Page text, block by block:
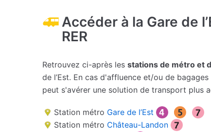
Accéder à la Gare de
RER
Retrouvez ci-après les stations de métro et
de l’Est. En cas d'affluence et/ou de
peut s'avérer une solution de transport plus
Station métro Gare de l’Est
Station métro Château-Landon